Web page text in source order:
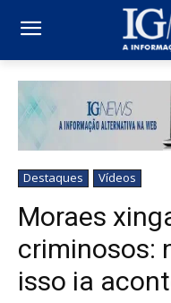
Destaques Vídeos
Moraes
criminosos:
isso ia